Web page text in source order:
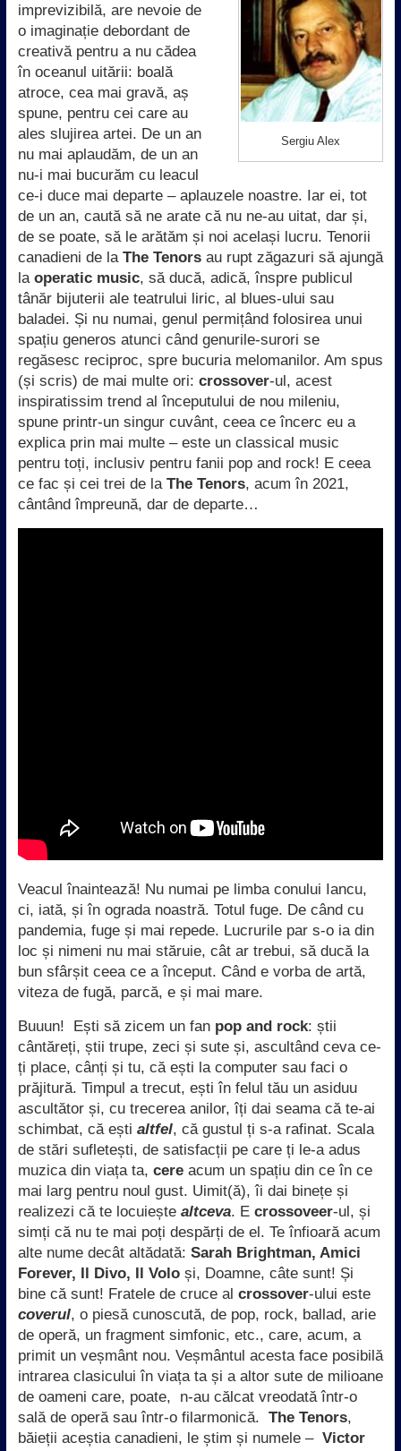
Sergiu Alex
imprevizibilă, are nevoie de
o imaginație debordant de
creativă pentru a nu cădea
în oceanul uitării: boală
atroce, cea mai gravă, aș
spune, pentru cei care au
ales slujirea artei. De un an
nu mai aplaudăm, de un an
nu-i mai bucurăm cu leacul
ce-i duce mai departe – aplauzele noastre. Iar ei, tot
de un an, caută să ne arate că nu ne-au uitat, dar și,
de se poate, să le arătăm și noi același lucru. Tenorii
canadieni de la The Tenorsau rupt zăgazuri să ajungă
la operatic music, să ducă, adică, înspre publicul
tânăr bijuterii ale teatrului liric, al blues-ului sau
baladei. Și nu numai, genul permițând folosirea unui
spațiu generos atunci când genurile-surori se
regăsesc reciproc, spre bucuria melomanilor. Am spus
(și scris) de mai multe ori: crossover-ul, acest
inspiratissim trend al începutului de nou mileniu,
spune printr-un singur cuvânt, ceea ce încerc eu a
explica prin mai multe – este un classical music
pentru toți, inclusiv pentru fanii pop and rock! E ceea
ce fac și cei trei de la The Tenors, acum în 2021,
cântând împreună, dar de departe…
Veacul înaintează! Nu numai pe limba conului Iancu,
ci, iată, și în ograda noastră. Totul fuge. De când cu
pandemia, fuge și mai repede. Lucrurile par s-o ia din
loc și nimeni nu mai stăruie, cât ar trebui, să ducă la
bun sfârșit ceea ce a început. Când e vorba de artă,
viteza de fugă, parcă, e și mai mare.
Buuun! Ești să zicem un fan pop and rock: știi
cântăreți, știi trupe, zeci și sute și, ascultând ceva ce-
ți place, cânți și tu, că ești la computer sau faci o
prăjitură. Timpul a trecut, ești în felul tău un asiduu
ascultător și, cu trecerea anilor, îți dai seama că te-ai
schimbat, că ești altfel, că gustul ți s-a rafinat. Scala
de stări sufletești, de satisfacții pe care ți le-a adus
muzica din viața ta, cereacum un spațiu din ce în ce
mai larg pentru noul gust. Uimit(ă), îi dai binețe și
realizezi că te locuiește altceva. E crossoveer-ul, și
simți că nu te mai poți despărți de el. Te înfioară acum
alte nume decât altădată: Sarah Brightman, Amici
Forever, Il Divo, Il Voloși, Doamne, câte sunt! Și
bine că sunt! Fratele de cruce al crossover-ului este
coverul, o piesă cunoscută, de pop, rock, ballad, arie
de operă, un fragment simfonic, etc., care, acum, a
primit un veșmânt nou. Veșmântul acesta face posibilă
intrarea clasicului în viața ta și a altor sute de milioane
de oameni care, poate, n-au călcat vreodată într-o
sală de operă sau într-o filarmonică. The Tenors,
băieții aceștia canadieni, le știm și numele – Victor